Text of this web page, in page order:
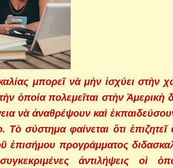
μπορεῖ νὰ μὴν ἰσχύει στὴν
ὁποία πολεμεῖται στὴν Ἀμερικὴ
νὰ ἀναθρέψουν καὶ
Τὸ σύστημα φαίνεται ὅτι
ἐπισήμου προγράμματος
ἀντιλήψεις οἱ